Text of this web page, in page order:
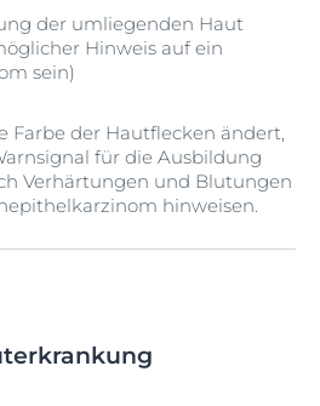
der umliegenden Haut
Hinweis auf ein
sein)
Farbe der Hautflecken ändert,
für die Ausbildung
Verhärtungen und Blutungen
hinweisen.